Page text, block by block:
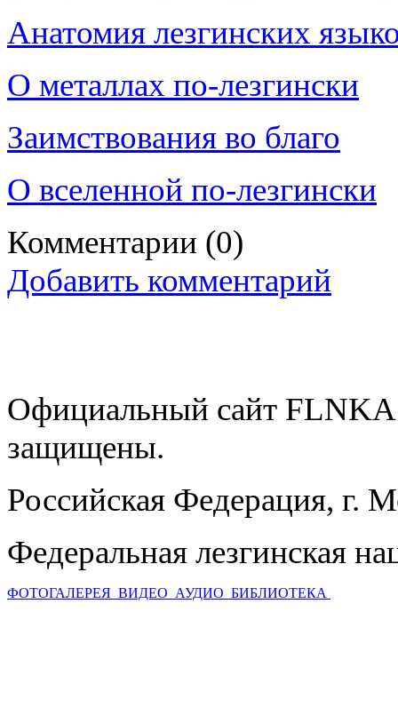
Анатомия лезгинских
О металлах по-лезгински
Заимствования во благо
О вселенной по-лезгински
Комментарии (0)
Добавить комментарий
Официальный сайт
защищены.
Российская Федерация, г.
Федеральная лезгинская
ФОТОГАЛЕРЕЯ ВИДЕО АУДИО БИБЛИОТЕКА